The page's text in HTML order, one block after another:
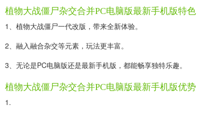
植物大战僵尸杂交合并PC电脑版最新手机版特色
1、植物大战僵尸一代改版，带来全新体验。
2、融入融合杂交等元素，玩法更丰富。
3、无论是PC电脑版还是最新手机版，都能畅享独特乐趣。
植物大战僵尸杂交合并PC电脑版最新手机版优势
1.